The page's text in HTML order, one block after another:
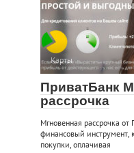
Карты
ПриватБанк
рассрочка
Мгновенная рассрочка
финансовый инструмент,
покупки, оплачивая